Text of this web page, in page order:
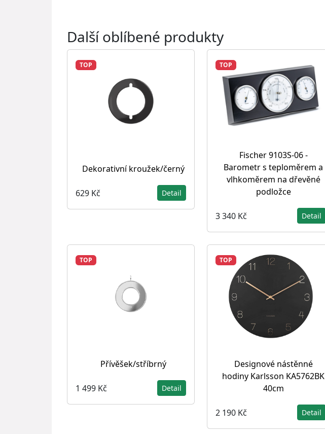
Další oblíbené produkty
TOP
Dekorativní kroužek/černý
629 Kč Detail
TOP
Fischer 9103S-06 -
Barometr s teploměrem a
vlhkoměrem na dřevěné
podložce
3 340 Kč Detail
TOP
Přívěšek/stříbrný
1 499 Kč Detail
TOP
Designové nástěnné
hodiny Karlsson KA5762BK
40cm
2 190 Kč Detail